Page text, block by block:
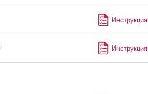
Инструкция
Инструкция